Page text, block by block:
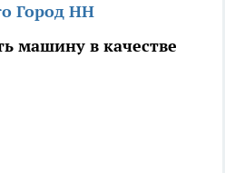
Город НН
машину в качестве